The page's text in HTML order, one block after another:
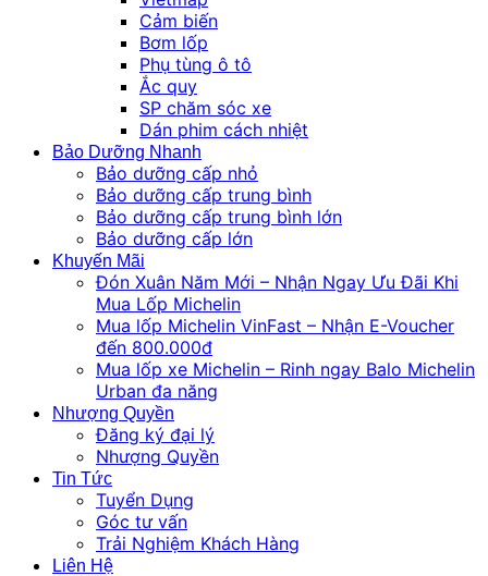
Cảm biến
Bơm lốp
Phụ tùng ô tô
Ắc quy
SP chăm sóc xe
Dán phim cách nhiệt
Bảo Dưỡng Nhanh
Bảo dưỡng cấp nhỏ
Bảo dưỡng cấp trung bình
Bảo dưỡng cấp trung bình lớn
Bảo dưỡng cấp lớn
Khuyến Mãi
Đón Xuân Năm Mới – Nhận Ngay Ưu Đãi Khi
Mua Lốp Michelin
Mua lốp Michelin VinFast – Nhận E-Voucher
đến 800.000đ
Mua lốp xe Michelin – Rinh ngay Balo Michelin
Urban đa năng
Nhượng Quyền
Đăng ký đại lý
Nhượng Quyền
Tin Tức
Tuyển Dụng
Góc tư vấn
Trải Nghiệm Khách Hàng
Liên Hệ